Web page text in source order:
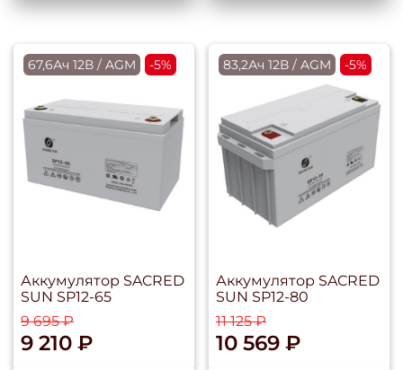
67,6Ач 12В / AGM -5%
Аккумулятор SACRED
SUN SP12-65
9 695 ₽
9 210 ₽
83,2Ач 12В / AGM -5%
Аккумулятор SACRED
SUN SP12-80
11 125 ₽
10 569 ₽